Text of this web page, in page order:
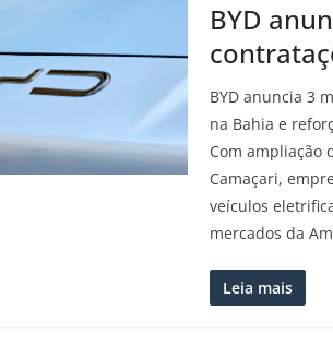
BYD
BYD anuncia 3
na Bahia e
Com ampliação
Camaçari,
veículos
mercados da
Leia mais